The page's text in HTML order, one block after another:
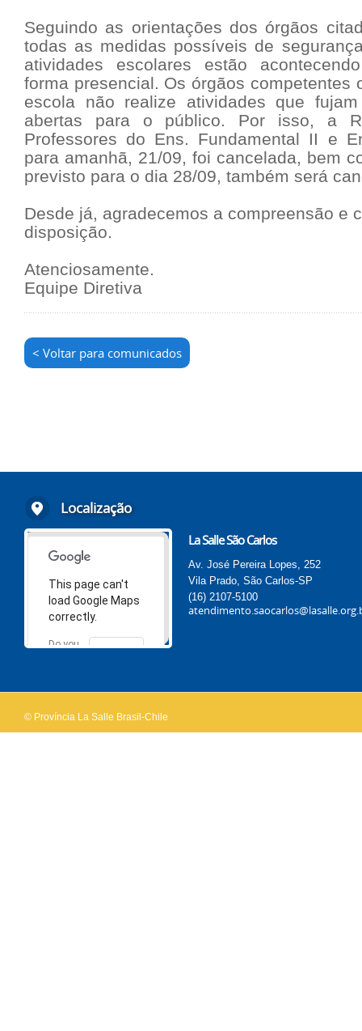
Seguindo as orientações dos órgãos
todas as medidas possíveis de
atividades escolares estão
forma presencial. Os órgãos competentes
escola não realize atividades que
abertas para o público. Por isso, a
Professores do Ens. Fundamental II e
para amanhã, 21/09, foi cancelada, bem
previsto para o dia 28/09, também será
Desde já, agradecemos a compreensão e
disposição.
Atenciosamente.
Equipe Diretiva
< Voltar para comunicados
Localização
This page can't
load Google Maps
correctly.
Do you
OK
La Salle São Carlos
Av. José Pereira Lopes, 252
Vila Prado, São Carlos-SP
(16) 2107-5100
© Província La Salle Brasil-Chile